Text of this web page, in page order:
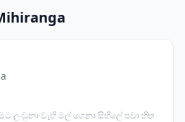
ලංවුනා වැහි මල් ගෙනා සිහිලේ පවා හිත